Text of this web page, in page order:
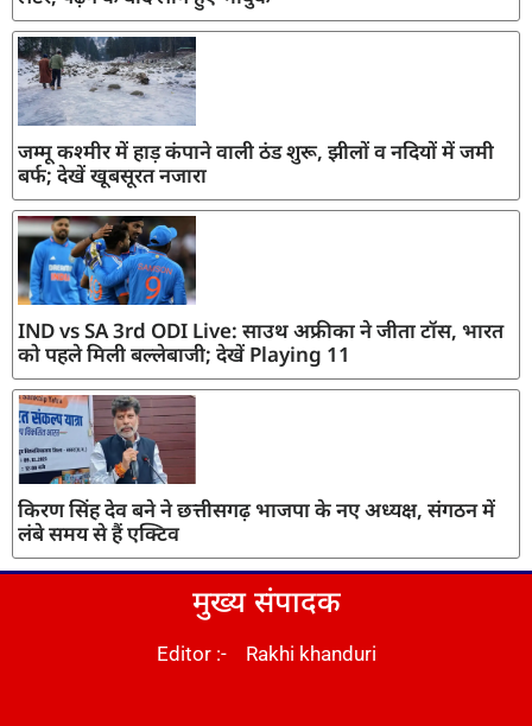
जम्मू कश्मीर में हाड़ कंपाने वाली ठंड शुरू, झीलों व नदियों में जमी
बर्फ; देखें खूबसूरत नजारा
IND vs SA 3rd ODI Live: साउथ अफ्रीका ने जीता टॉस, भारत
को पहले मिली बल्लेबाजी; देखें Playing 11
किरण सिंह देव बने ने छत्तीसगढ़ भाजपा के नए अध्यक्ष, संगठन में
लंबे समय से हैं एक्टिव
मुख्य संपादक
Editor :- Rakhi khanduri